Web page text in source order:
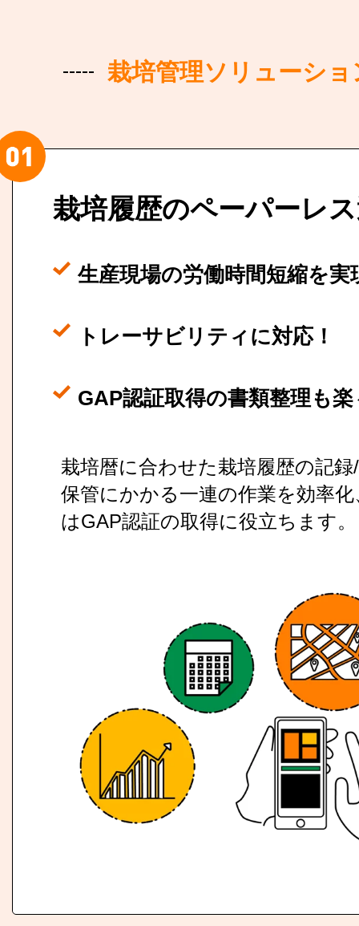
栽培管理ソリューシ
栽培履歴のペーパーレ
生産現場の労働時間短縮を実
トレーサビリティに対応！
GAP認証取得の書類整理も楽
栽培暦に合わせた栽培履歴の記
保管にかかる一連の作業を効率
はGAP認証の取得に役立ちます。